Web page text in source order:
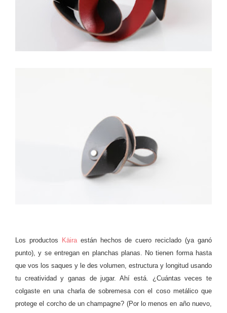
Los productos Käiraestán hechos de cuero reciclado (ya ganó
punto), y se entregan en planchas planas. No tienen forma hasta
que vos los saques y le des volumen, estructura y longitud usando
tu creatividad y ganas de jugar. Ahí está. ¿Cuántas veces te
colgaste en una charla de sobremesa con el coso metálico que
protege el corcho de un champagne? (Por lo menos en año nuevo,